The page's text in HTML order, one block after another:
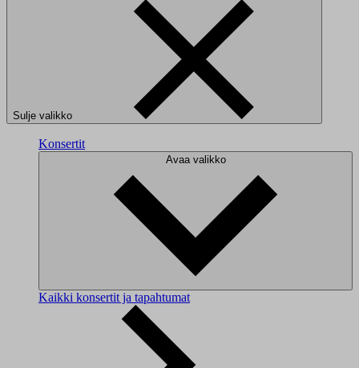
Sulje valikko
Konsertit
Avaa valikko
Kaikki konsertit ja tapahtumat